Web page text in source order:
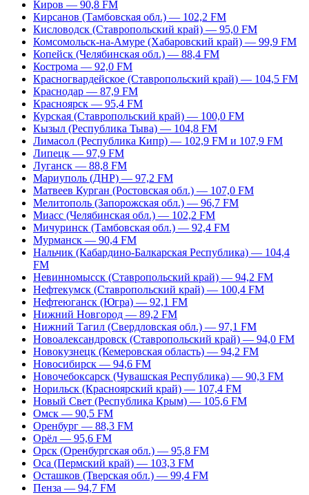
Киров — 90,8 FM
Кирсанов (Тамбовская обл.) — 102,2 FM
Кисловодск (Ставропольский край) — 95,0 FM
Комсомольск-на-Амуре (Хабаровский край) — 99,9 FM
Копейск (Челябинская обл.) — 88,4 FM
Кострома — 92,0 FM
Красногвардейское (Ставропольский край) — 104,5 FM
Краснодар — 87,9 FM
Красноярск — 95,4 FM
Курская (Ставропольский край) — 100,0 FM
Кызыл (Республика Тыва) — 104,8 FM
Лимасол (Республика Кипр) — 102,9 FM и 107,9 FM
Липецк — 97,9 FM
Луганск — 88,8 FM
Мариуполь (ДНР) — 97,2 FM
Матвеев Курган (Ростовская обл.) — 107,0 FM
Мелитополь (Запорожская обл.) — 96,7 FM
Миасс (Челябинская обл.) — 102,2 FM
Мичуринск (Тамбовская обл.) — 92,4 FM
Мурманск — 90,4 FM
Нальчик (Кабардино-Балкарская Республика) — 104,4
FM
Невинномысск (Ставропольский край) — 94,2 FM
Нефтекумск (Ставропольский край) — 100,4 FM
Нефтеюганск (Югра) — 92,1 FM
Нижний Новгород — 89,2 FM
Нижний Тагил (Свердловская обл.) — 97,1 FM
Новоалександровск (Ставропольский край) — 94,0 FM
Новокузнецк (Кемеровская область) — 94,2 FM
Новосибирск — 94,6 FM
Новочебоксарск (Чувашская Республика) — 90,3 FM
Норильск (Красноярский край) — 107,4 FM
Новый Свет (Республика Крым) — 105,6 FM
Омск — 90,5 FM
Оренбург — 88,3 FM
Орёл — 95,6 FM
Орск (Оренбургская обл.) — 95,8 FM
Оса (Пермский край) — 103,3 FM
Осташков (Тверская обл.) — 99,4 FM
Пенза — 94,7 FM